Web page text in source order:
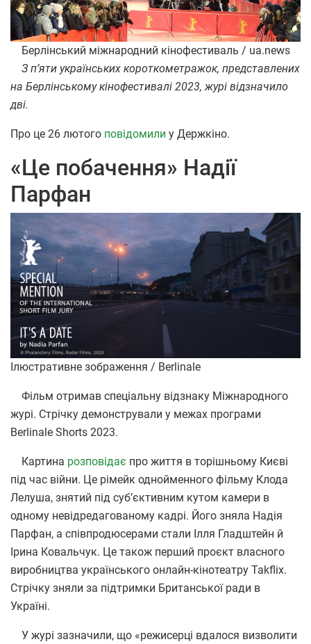
Берлінський міжнародний кінофестиваль / ua.news
З п’яти українських короткометражок, представлених
на Берлінському кінофестивалі 2023, журі відзначило
дві.
Про це 26 лютого повідомили у Держкіно.
«Це побачення» Надії
Парфан
Ілюстративне зображення / Berlinale
Фільм отримав спеціальну відзнаку Міжнародного
журі. Стрічку демонстрували у межах програми
Berlinale Shorts 2023.
Картина розповідає про життя в торішньому Києві
під час війни. Це рімейк однойменного фільму Клода
Лелуша, знятий під суб’єктивним кутом камери в
одному невідредагованому кадрі. Його зняла Надія
Парфан, а співпродюсерами стали Ілля Гладштейн й
Ірина Ковальчук. Це також перший проєкт власного
виробництва українського онлайн-кінотеатру Takflix.
Стрічку зняли за підтримки Британської ради в
Україні.
У журі зазначили, що «режисерці вдалося визволити